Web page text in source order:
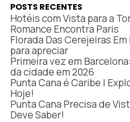
POSTS RECENTES
Hotéis com Vista para a
Romance Encontra Paris
Florada Das Cerejeiras
para apreciar
Primeira vez em
da cidade em 2026
Punta Cana é Caribe |
Hoje!
Punta Cana Precisa de
Deve Saber!